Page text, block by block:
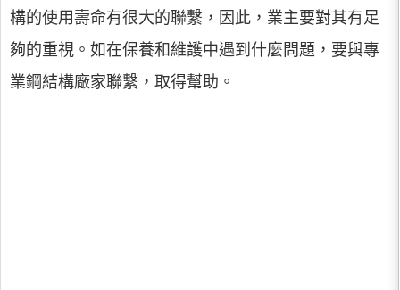
構的使用壽命有很大的聯繫，因此，業主要對其有足
夠的重視。如在保養和維護中遇到什麼問題，要與專
業鋼結構廠家聯繫，取得幫助。